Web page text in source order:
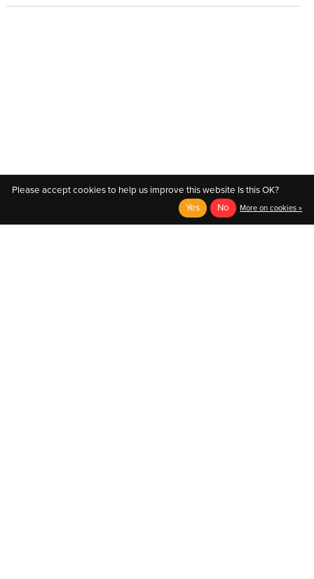
CATÉGORIES
Please accept cookies to help us improve this website Is this OK?
Yes
No More on cookies »